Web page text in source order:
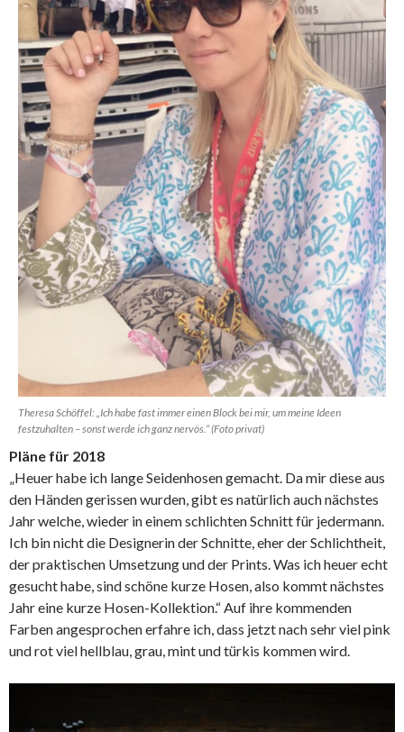
Theresa Schöffel: „Ich habe fast immer einen Block bei mir, um meine Ideen
festzuhalten – sonst werde ich ganz nervös.“ (Foto privat)
Pläne für 2018
„Heuer habe ich lange Seidenhosen gemacht. Da mir diese aus
den Händen gerissen wurden, gibt es natürlich auch nächstes
Jahr welche, wieder in einem schlichten Schnitt für jedermann.
Ich bin nicht die Designerin der Schnitte, eher der Schlichtheit,
der praktischen Umsetzung und der Prints. Was ich heuer echt
gesucht habe, sind schöne kurze Hosen, also kommt nächstes
Jahr eine kurze Hosen-Kollektion.“ Auf ihre kommenden
Farben angesprochen erfahre ich, dass jetzt nach sehr viel pink
und rot viel hellblau, grau, mint und türkis kommen wird.